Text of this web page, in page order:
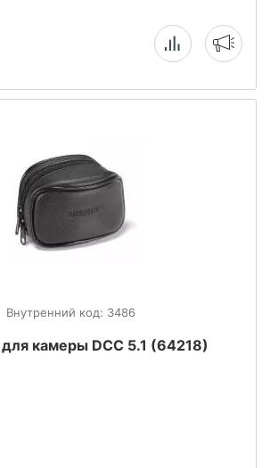
Внутренний код: 3486
камеры DCC 5.1 (64218)